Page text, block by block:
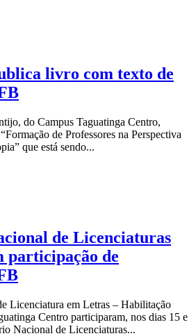
livro com texto de
do Campus Taguatinga Centro,
de Professores na Perspectiva
que está sendo...
de Licenciaturas
participação de
Licenciatura em Letras – Habilitação
Centro participaram, nos dias 15 e
Nacional de Licenciaturas...